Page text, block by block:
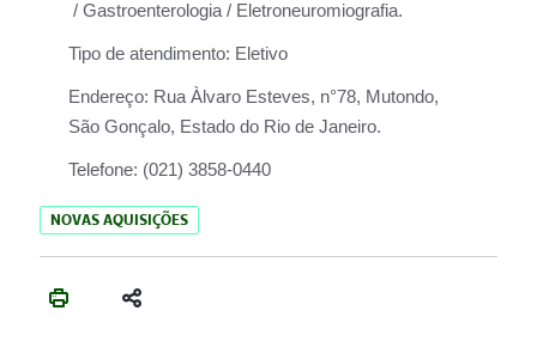
/ Gastroenterologia / Eletroneuromiografia.
Tipo de atendimento: Eletivo
Endereço: Rua Àlvaro Esteves, n°78, Mutondo,
São Gonçalo, Estado do Rio de Janeiro.
Telefone: (021) 3858-0440
NOVAS AQUISIÇÕES